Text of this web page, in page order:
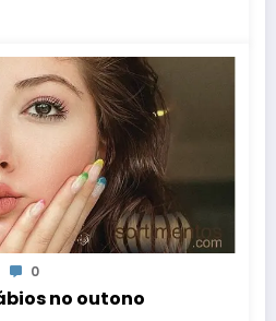
0
no outono